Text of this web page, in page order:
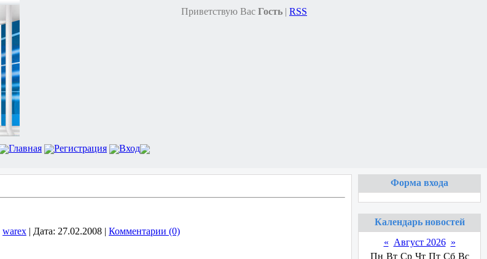
Приветствую Вас Гость | RSS
Главная Регистрация Вход
warex | Дата: 27.02.2008 | Комментарии (0)
Форма входа
Календарь новостей
« Август 2026 »
Пн Вт Ср Чт Пт Сб Вс